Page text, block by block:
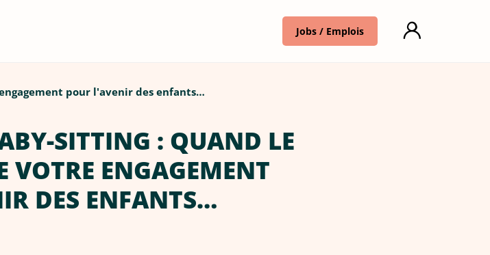
Jobs / Emplois
pour l'avenir des enfants…
SITTING : QUAND LE
VOTRE ENGAGEMENT
DES ENFANTS…